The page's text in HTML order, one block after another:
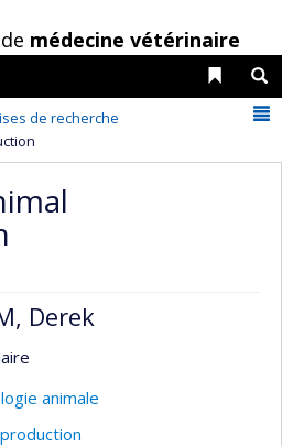
médecine vétérinaire
Liens
de recherche
Derek
animale